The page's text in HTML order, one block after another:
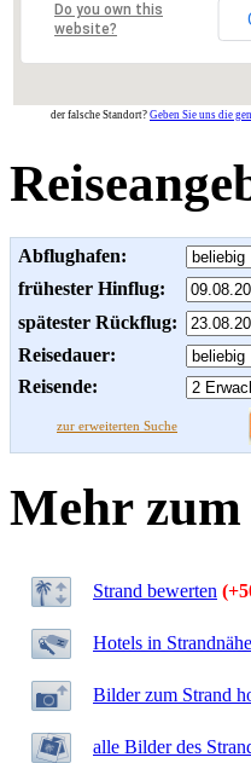
Do you own this
website?
der falsche Standort? Geben Sie uns die
Abflughafen:
frühester Hinflug:
spätester Rückflug:
Reisedauer:
Reisende:
zur erweiterten Suche
Mehr
Strand bewerten
Hotels in Strandnähe
Bilder zum Strand
alle Bilder des